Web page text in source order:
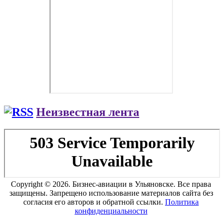
Неизвестная лента
Copyright © 2026. Бизнес-авиации в Ульяновске. Все права
защищены. Запрещено использование материалов сайта без
согласия его авторов и обратной ссылки. Политика
конфиденциальности